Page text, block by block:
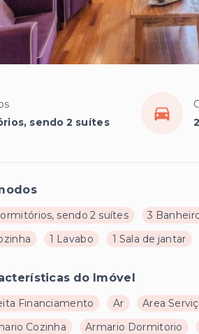
sendo 2 suítes
sendo 2 suítes 3
1 Lavabo 1 Sala de jantar
do Imóvel
Financiamento Ar Area
Cozinha
Armario Dormitorio